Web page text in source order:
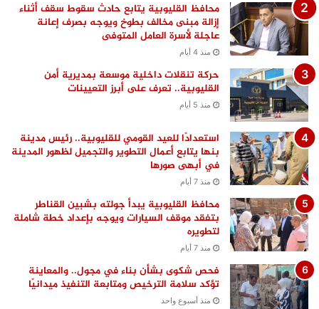
محافظ القليوبية يتابع حادث سقوط سقف أثناء
إزالة مبنى مخالف بطوخ ويوجه بصرف إعانة
عاجلة لأسرة العامل المتوفى
منذ 4 أيام
حركة تنقلات داخلية موسعة بمديرية أمن
القليوبية.. تعرف على أبرز التعيينات
منذ 5 أيام
استعدادًا للعيد القومي للقليوبية.. رئيس مدينة
بنها يتابع أعمال التطوير والتجميل لظهور المدينة
في أبهى صورها
منذ 7 أيام
محافظ القليوبية يبدأ جولته بشبين القناطر
بتفقد موقف السيارات ويوجه بإعداد خطة شاملة
لتطويره
منذ 7 أيام
فحص شكوى بشأن بناء في مجول.. والمعاينة
تؤكد سلامة الترخيص ومتابعة التنفيذ ميدانيًا
منذ أسبوع واحد